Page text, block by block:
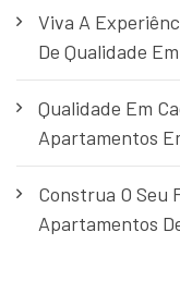
Viva A
De Qualidade
Qualidade Em
Apartamentos
Construa O Seu
Apartamentos